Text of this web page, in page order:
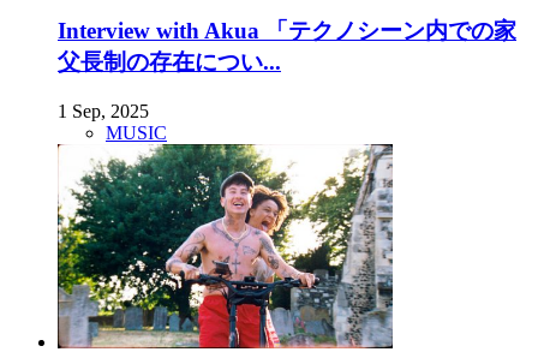
Interview with Akua 「テクノシーン内での家
父長制の存在につい...
1 Sep, 2025
MUSIC